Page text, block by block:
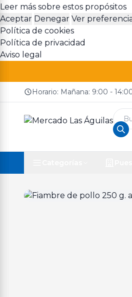
Leer más sobre estos propósitos
Aceptar Denegar Ver
Política de cookies
Política de privacidad
Aviso legal
Horario: Mañana: 9:00 -
de